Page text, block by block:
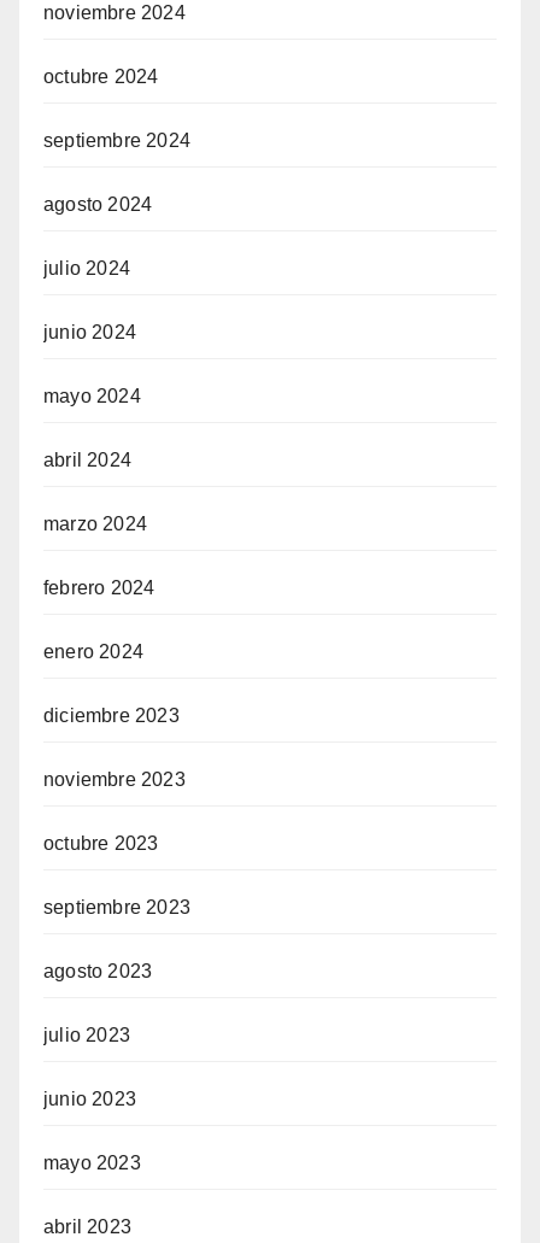
noviembre 2024
octubre 2024
septiembre 2024
agosto 2024
julio 2024
junio 2024
mayo 2024
abril 2024
marzo 2024
febrero 2024
enero 2024
diciembre 2023
noviembre 2023
octubre 2023
septiembre 2023
agosto 2023
julio 2023
junio 2023
mayo 2023
abril 2023